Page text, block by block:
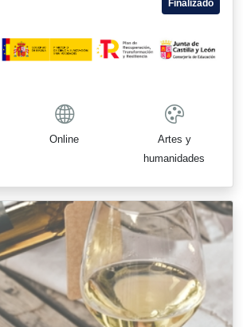
Finalizado
Online
Artes y
humanidades